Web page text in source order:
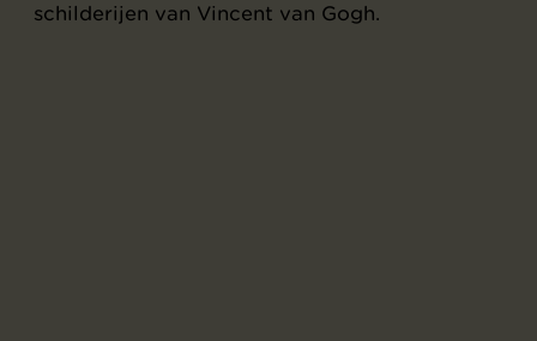
schilderijen van Vincent van Gogh.